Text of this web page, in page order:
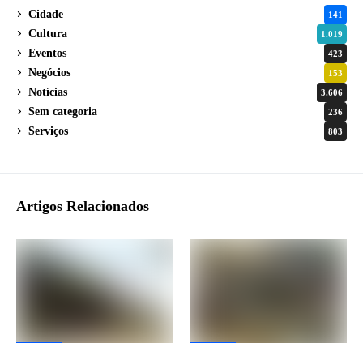
Cidade 141
Cultura 1.019
Eventos 423
Negócios 153
Notícias 3.606
Sem categoria 236
Serviços 803
Artigos Relacionados